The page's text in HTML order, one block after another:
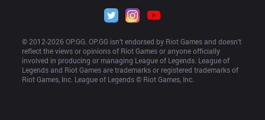
© 2012-2026 OP.GG. OP.GG isn’t endorsed by Riot Games and doesn’t
reflect the views or opinions of Riot Games or anyone officially
involved in producing or managing League of Legends. League of
Legends and Riot Games are trademarks or registered trademarks of
Riot Games, Inc. League of Legends © Riot Games, Inc.